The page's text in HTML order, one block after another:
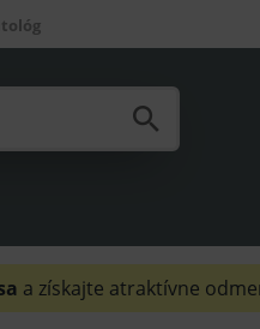
a získajte atraktívne